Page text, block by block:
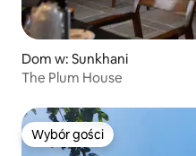
Dom w: Sunkhani
The Plum House
Wybór gości
Wybór gości